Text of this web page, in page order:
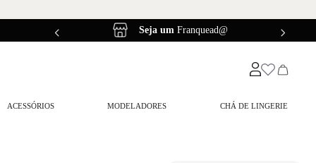
Frete Grátisa partir de R$299,90*
ACESSÓRIOS MODELADORES CHÁ DE LINGERIE